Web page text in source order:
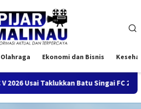
Olahraga Ekonomi dan Bisnis
Batu Singai FC 2-1